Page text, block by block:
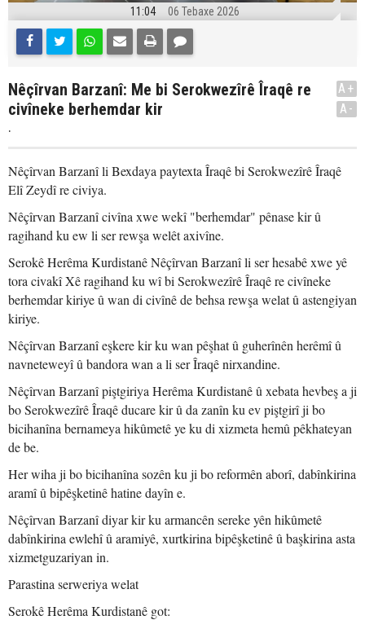
11:04 06 Tebaxe 2026
Nêçîrvan Barzanî: Me bi Serokwezîrê Îraqê re
civîneke berhemdar kir
.
A+
A-
Nêçîrvan Barzanî li Bexdaya paytexta Îraqê bi Serokwezîrê Îraqê
Elî Zeydî re civiya.
Nêçîrvan Barzanî civîna xwe wekî "berhemdar" pênase kir û
ragihand ku ew li ser rewşa welêt axivîne.
Serokê Herêma Kurdistanê Nêçîrvan Barzanî li ser hesabê xwe yê
tora civakî Xê ragihand ku wî bi Serokwezîrê Îraqê re civîneke
berhemdar kiriye û wan di civînê de behsa rewşa welat û astengiyan
kiriye.
Nêçîrvan Barzanî eşkere kir ku wan pêşhat û guherînên herêmî û
navneteweyî û bandora wan a li ser Îraqê nirxandine.
Nêçîrvan Barzanî piştgiriya Herêma Kurdistanê û xebata hevbeş a ji
bo Serokwezîrê Îraqê ducare kir û da zanîn ku ev piştgirî ji bo
bicihanîna bernameya hikûmetê ye ku di xizmeta hemû pêkhateyan
de be.
Her wiha ji bo bicihanîna sozên ku ji bo reformên aborî, dabînkirina
aramî û bipêşketinê hatine dayîn e.
Nêçîrvan Barzanî diyar kir ku armancên sereke yên hikûmetê
dabînkirina ewlehî û aramiyê, xurtkirina bipêşketinê û başkirina asta
xizmetguzariyan in.
Parastina serweriya welat
Serokê Herêma Kurdistanê got: